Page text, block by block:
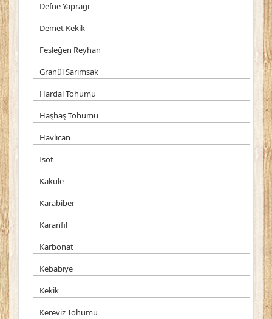
Defne Yaprağı
Demet Kekik
Fesleğen Reyhan
Granül Sarımsak
Hardal Tohumu
Haşhaş Tohumu
Havlıcan
İsot
Kakule
Karabiber
Karanfil
Karbonat
Kebabiye
Kekik
Kereviz Tohumu